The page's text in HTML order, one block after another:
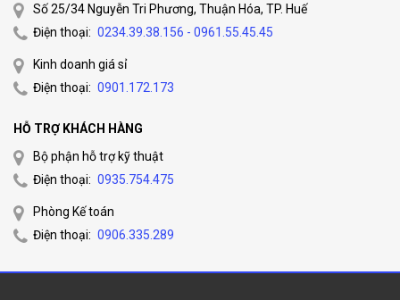
Số 25/34 Nguyễn Tri Phương, Thuận Hóa, TP. Huế
Điện thoại: 0234.39.38.156 - 0961.55.45.45
Kinh doanh giá sỉ
Điện thoại: 0901.172.173
HỖ TRỢ KHÁCH HÀNG
Bộ phận hỗ trợ kỹ thuật
Điện thoại: 0935.754.475
Phòng Kế toán
Điện thoại: 0906.335.289